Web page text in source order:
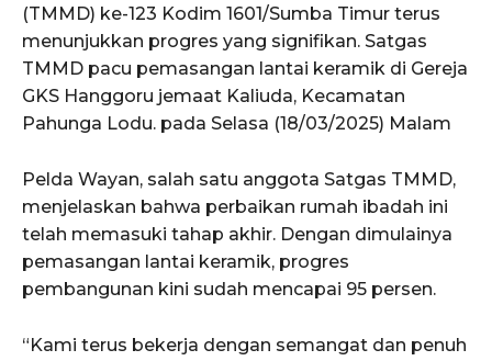
(TMMD) ke-123 Kodim 1601/Sumba Timur terus
menunjukkan progres yang signifikan. Satgas
TMMD pacu pemasangan lantai keramik di Gereja
GKS Hanggoru jemaat Kaliuda, Kecamatan
Pahunga Lodu. pada Selasa (18/03/2025) Malam
Pelda Wayan, salah satu anggota Satgas TMMD,
menjelaskan bahwa perbaikan rumah ibadah ini
telah memasuki tahap akhir. Dengan dimulainya
pemasangan lantai keramik, progres
pembangunan kini sudah mencapai 95 persen.
“Kami terus bekerja dengan semangat dan penuh